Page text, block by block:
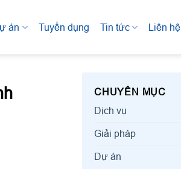
án Tuyển dụng Tin tức Liên hệ
CHUYÊN MỤC
Dịch vụ
Giải pháp
Dự án